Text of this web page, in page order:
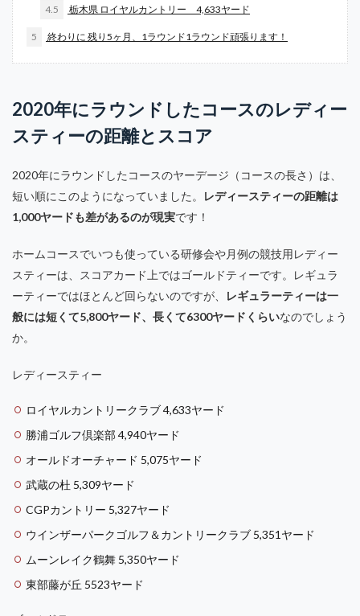
4.5 栃木県 ロイヤルカントリー 4,633ヤード
5 終わりに 残り5ヶ月、1ラウンド1ラウンド頑張ります！
2020年にラウンドしたコースのレディー
スティーの距離とスコア
2020年にラウンドしたコースのヤーデージ（コースの長さ）は、
短い順にこのようになっていました。
レディースティーの距離は
1,000ヤードも差があるのが現実です！
ホームコースでいつも使っている研修会や月例の競技用レディー
スティーは、スコアカード上ではゴールドティーです。レギュラ
ーティーではほとんど回らないのですが、
レギュラーティーは一
般には短くて5,800ヤード、長くて6300ヤードくらいなのでしょう
か。
レディースティー
ロイヤルカントリークラブ 4,633ヤード
勝浦ゴルフ倶楽部 4,940ヤード
オールドオーチャード 5,075ヤード
武蔵の杜 5,309ヤード
CGPカントリー 5,327ヤード
ウインザーパークゴルフ＆カントリークラブ 5,351ヤード
ムーンレイク鶴舞 5,350ヤード
東部藤が丘 5523ヤード